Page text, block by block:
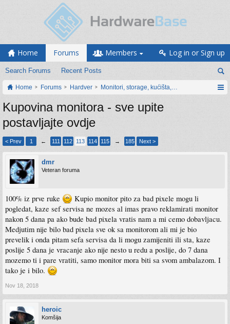
Home Forums
Search Forums Recent Posts
Members Log in or Sign up
Home Forums Hardver Monitori, storage, kućišta, periferija
Kupovina monitora - sve upite
postavljajte ovdje
< Prev 1 ← 111 112 113 114 115 → 185 Next >
dmr
Veteran foruma
100% iz prve ruke
Kupio monitor pito za bad pixele mogu li
pogledat, kaze sef servisa ne mozes al imas pravo reklamirati monitor
nakon 5 dana pa ako bude bad pixela vratis nam a mi cemo dobavljacu.
Medjutim nije bilo bad pixela sve ok sa monitorom ali mi je bio
prevelik i onda pitam sefa servisa da li mogu zamijeniti ili sta, kaze
poslije 5 dana je vracanje ako nije nesto u redu a poslije, do 7 dana
mozemo ti i pare vratiti, samo monitor mora biti sa svom ambalazom. I
tako je i bilo.
Nov 18, 2018
heroic
Komšija